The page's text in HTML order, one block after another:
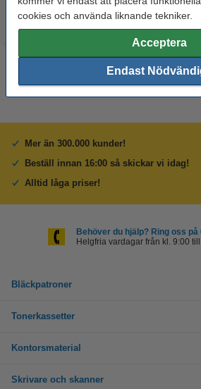
cookies och använda liknande tekniker.
Acceptera
Endast
Mer än 300.000 kunder!
Beställ innan 16:00 så skickar vi idag!
Alltid låga priser!
Behöver du hjälp? Ring oss på
Helgfria vardagar från kl. 9:00
Bläckpatroner
Tonerkassetter
Kontorsmaterial
Skrivare och skanner